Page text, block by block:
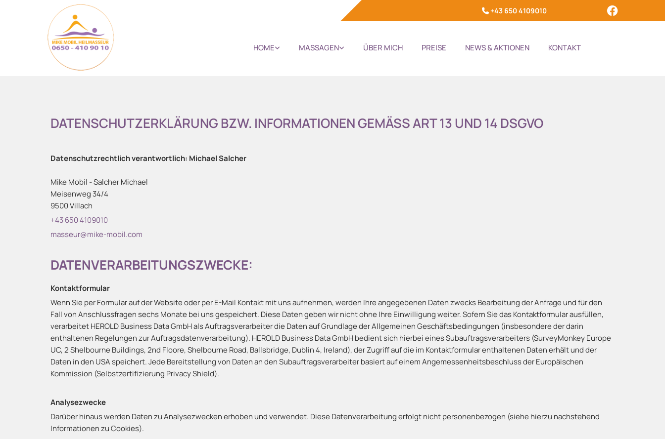
 +43 650 4109010
HOME MASSAGEN ÜBER MICH PREISE NEWS & AKTIONEN KONTAKT
DATENSCHUTZERKLÄRUNG BZW. INFORMATIONEN GEMÄSS ART 13 UND 14 DSGVO
Datenschutzrechtlich verantwortlich: Michael Salcher
Mike Mobil - Salcher Michael
Meisenweg 34/4
9500 Villach
+43 650 4109010
masseur@mike-mobil.com
DATENVERARBEITUNGSZWECKE:
Kontaktformular
Wenn Sie per Formular auf der Website oder per E-Mail Kontakt mit uns aufnehmen, werden Ihre angegebenen Daten zwecks Bearbeitung der Anfrage und für den
Fall von Anschlussfragen sechs Monate bei uns gespeichert. Diese Daten geben wir nicht ohne Ihre Einwilligung weiter. Sofern Sie das Kontaktformular ausfüllen,
verarbeitet HEROLD Business Data GmbH als Auftragsverarbeiter die Daten auf Grundlage der Allgemeinen Geschäftsbedingungen (insbesondere der darin
enthaltenen Regelungen zur Auftragsdatenverarbeitung). HEROLD Business Data GmbH bedient sich hierbei eines Subauftragsverarbeiters (SurveyMonkey Europe
UC, 2 Shelbourne Buildings, 2nd Floore, Shelbourne Road, Ballsbridge, Dublin 4, Ireland), der Zugriff auf die im Kontaktformular enthaltenen Daten erhält und der
Daten in den USA speichert. Jede Bereitstellung von Daten an den Subauftragsverarbeiter basiert auf einem Angemessenheitsbeschluss der Europäischen
Kommission (Selbstzertifizierung Privacy Shield).
Analysezwecke
Darüber hinaus werden Daten zu Analysezwecken erhoben und verwendet. Diese Datenverarbeitung erfolgt nicht personenbezogen (siehe hierzu nachstehend
Informationen zu Cookies).